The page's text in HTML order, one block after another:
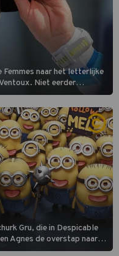
Femmes naar het letterlijke
Niet eerder
deze kale col uit de
is vlak.
Gru, die in Despicable
Agnes de overstap naar
weet te blijven.